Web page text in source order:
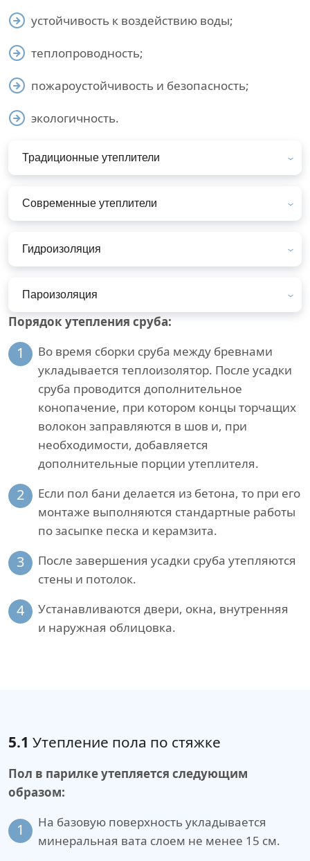
устойчивость к воздействию воды;
теплопроводность;
пожароустойчивость и безопасность;
экологичность.
Традиционные утеплители
Современные утеплители
Гидроизоляция
Пароизоляция
Порядок утепления сруба:
1
Во время сборки сруба между бревнами
укладывается теплоизолятор. После усадки
сруба проводится дополнительное
конопачение, при котором концы торчащих
волокон заправляются в шов и, при
необходимости, добавляется
дополнительные порции утеплителя.
2
Если пол бани делается из бетона, то при его
монтаже выполняются стандартные работы
по засыпке песка и керамзита.
3
После завершения усадки сруба утепляются
стены и потолок.
4
Устанавливаются двери, окна, внутренняя
и наружная облицовка.
5.1 Утепление пола по стяжке
Пол в парилке утепляется следующим
образом:
1
На базовую поверхность укладывается
минеральная вата слоем не менее 15 см.